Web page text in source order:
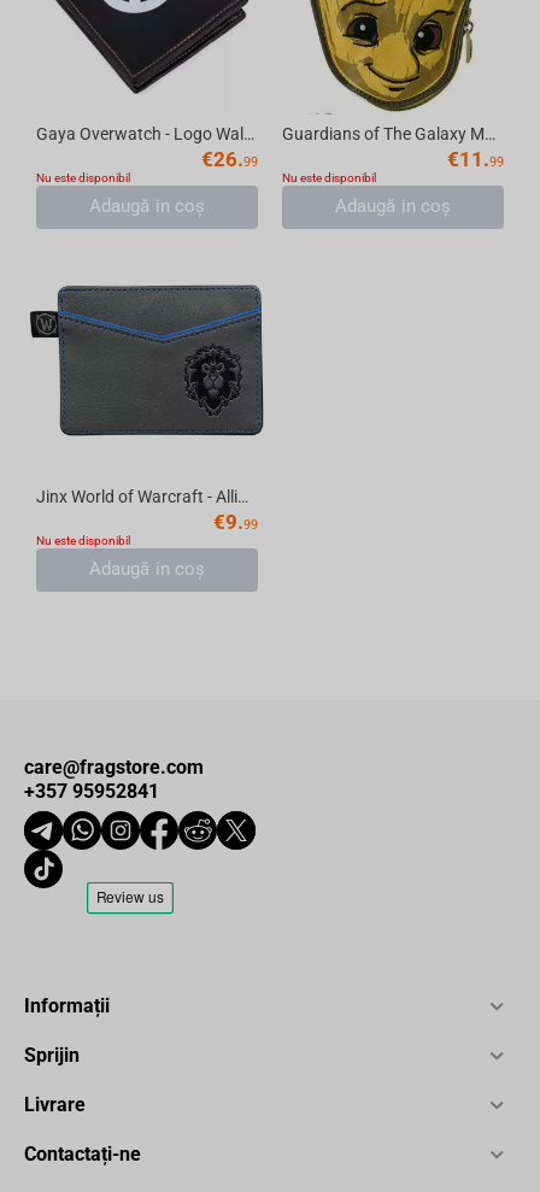
Gaya Overwatch - Logo Wallet
€26.99
Nu este disponibil
Adaugă in coş
Guardians of The Galaxy Marvel - Groot Wallet Coin
€11.99
Nu este disponibil
Adaugă in coş
Jinx World of Warcraft - Alliance Travel Card Wallet
€9.99
Nu este disponibil
Adaugă in coş
care@fragstore.com
+357 95952841
Informații
Sprijin
Livrare
Contactați-ne